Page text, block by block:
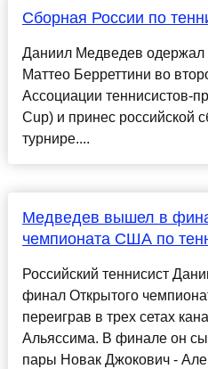
Сборная России по
Даниил Медведев одержал
Маттео Берреттини во
Ассоциации теннисистов-
Cup) и принес российской
турнире....
Медведев вышел в
чемпионата США по
Российский теннисист
финал Открытого
переиграв в трех сетах
Альяссима. В финале он
пары Новак Джокович -